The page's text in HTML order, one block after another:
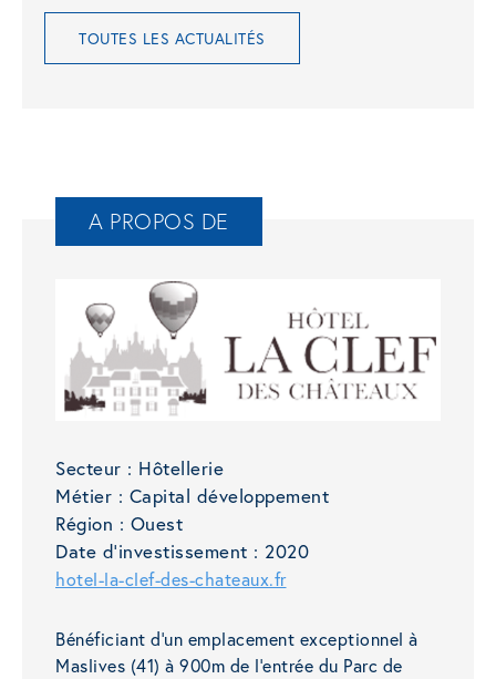
TOUTES LES ACTUALITÉS
A PROPOS DE
Secteur : Hôtellerie
Métier : Capital développement
Région : Ouest
Date d'investissement : 2020
hotel-la-clef-des-chateaux.fr
Bénéficiant d’un emplacement exceptionnel à
Maslives (41) à 900m de l’entrée du Parc de